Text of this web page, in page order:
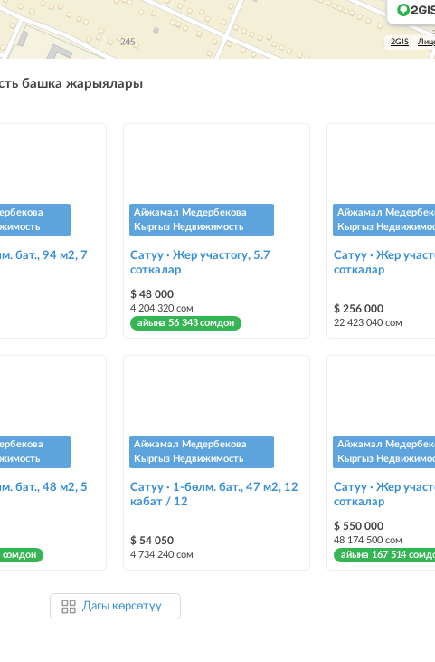
2GIS
башка жарыялары
бат., 94 м2, 7
Айжамал Медербекова
Кыргыз Недвижимость
Сатуу · Жер участогу, 5.7
соткалар
$ 48 000
4 204 320 сом
айына 56 343 сомдон
Айжамал
Кыргыз
Сатуу · Жер
соткалар
$ 256 000
22 423 040 сом
бат., 48 м2, 5
сомдон
Айжамал Медербекова
Кыргыз Недвижимость
Сатуу · 1-бөлм. бат., 47 м2, 12
кабат / 12
$ 54 050
4 734 240 сом
Айжамал
Кыргыз
Сатуу · Жер
соткалар
$ 550 000
48 174 500 сом
айына 167 514
Дагы көрсөтүү